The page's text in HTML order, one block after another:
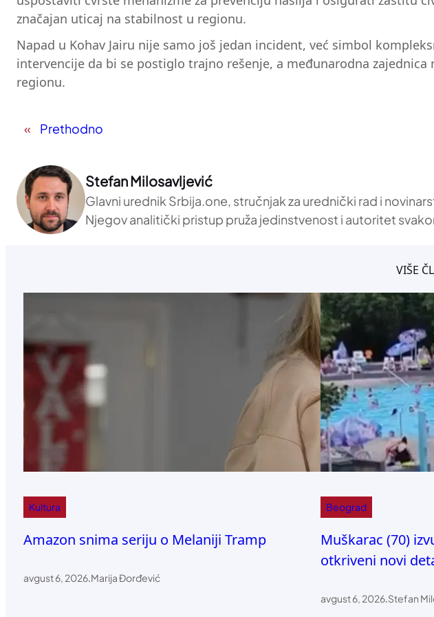
značajan uticaj na stabilnost u regionu.
Napad u Kohav Jairu nije samo još jedan incident, već simbol
intervencije da bi se postiglo trajno rešenje, a međunarodna
regionu.
« Prethodno
Stefan Milosavljević
Glavni urednik Srbija.one, stručnjak za urednički rad i
Njegov analitički pristup pruža jedinstvenost i autoritet
VIŠE
Kultura
Amazon snima seriju o Melaniji Tramp
avgust 6, 2026.Marija Đorđević
Beograd
Muškarac (70)
otkriveni novi
avgust 6, 2026.Stefan